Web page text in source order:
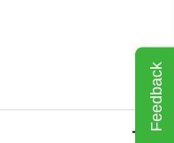
Feedback